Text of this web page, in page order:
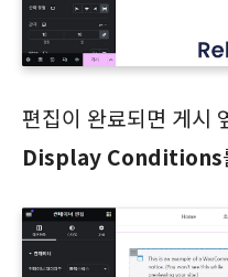
편집이 완료되면 게시
Display Conditions